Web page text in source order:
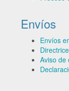
Envíos
Envíos
Aviso de